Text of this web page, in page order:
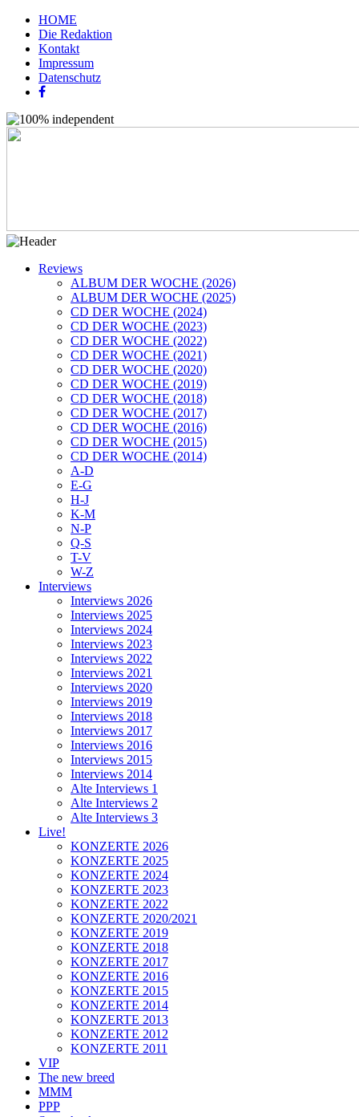
HOME
Die Redaktion
Kontakt
Impressum
Datenschutz
Reviews
ALBUM DER WOCHE (2026)
ALBUM DER WOCHE (2025)
CD DER WOCHE (2024)
CD DER WOCHE (2023)
CD DER WOCHE (2022)
CD DER WOCHE (2021)
CD DER WOCHE (2020)
CD DER WOCHE (2019)
CD DER WOCHE (2018)
CD DER WOCHE (2017)
CD DER WOCHE (2016)
CD DER WOCHE (2015)
CD DER WOCHE (2014)
A-D
E-G
H-J
K-M
N-P
Q-S
T-V
W-Z
Interviews
Interviews 2026
Interviews 2025
Interviews 2024
Interviews 2023
Interviews 2022
Interviews 2021
Interviews 2020
Interviews 2019
Interviews 2018
Interviews 2017
Interviews 2016
Interviews 2015
Interviews 2014
Alte Interviews 1
Alte Interviews 2
Alte Interviews 3
Live!
KONZERTE 2026
KONZERTE 2025
KONZERTE 2024
KONZERTE 2023
KONZERTE 2022
KONZERTE 2020/2021
KONZERTE 2019
KONZERTE 2018
KONZERTE 2017
KONZERTE 2016
KONZERTE 2015
KONZERTE 2014
KONZERTE 2013
KONZERTE 2012
KONZERTE 2011
VIP
The new breed
MMM
PPP